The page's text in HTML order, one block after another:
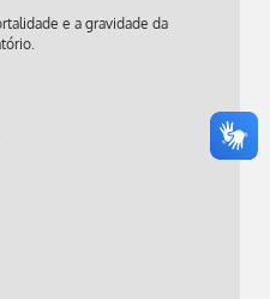
e a gravidade da